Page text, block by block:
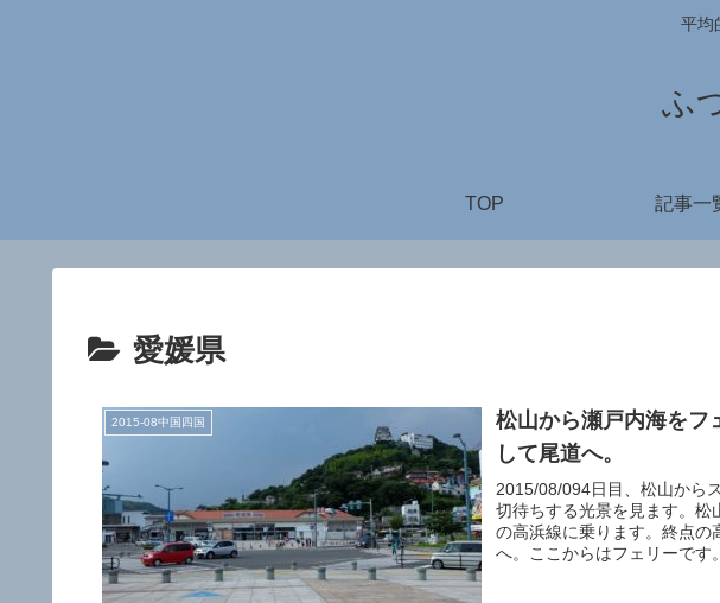
平均
ふ
TOP 記事一
愛媛県
2015-08中国四国
松山から瀬戸内海をフ
して尾道へ。
2015/08/094日目、松山から
切待ちする光景を見ます。松
の高浜線に乗ります。終点の
へ。ここからはフェリーです